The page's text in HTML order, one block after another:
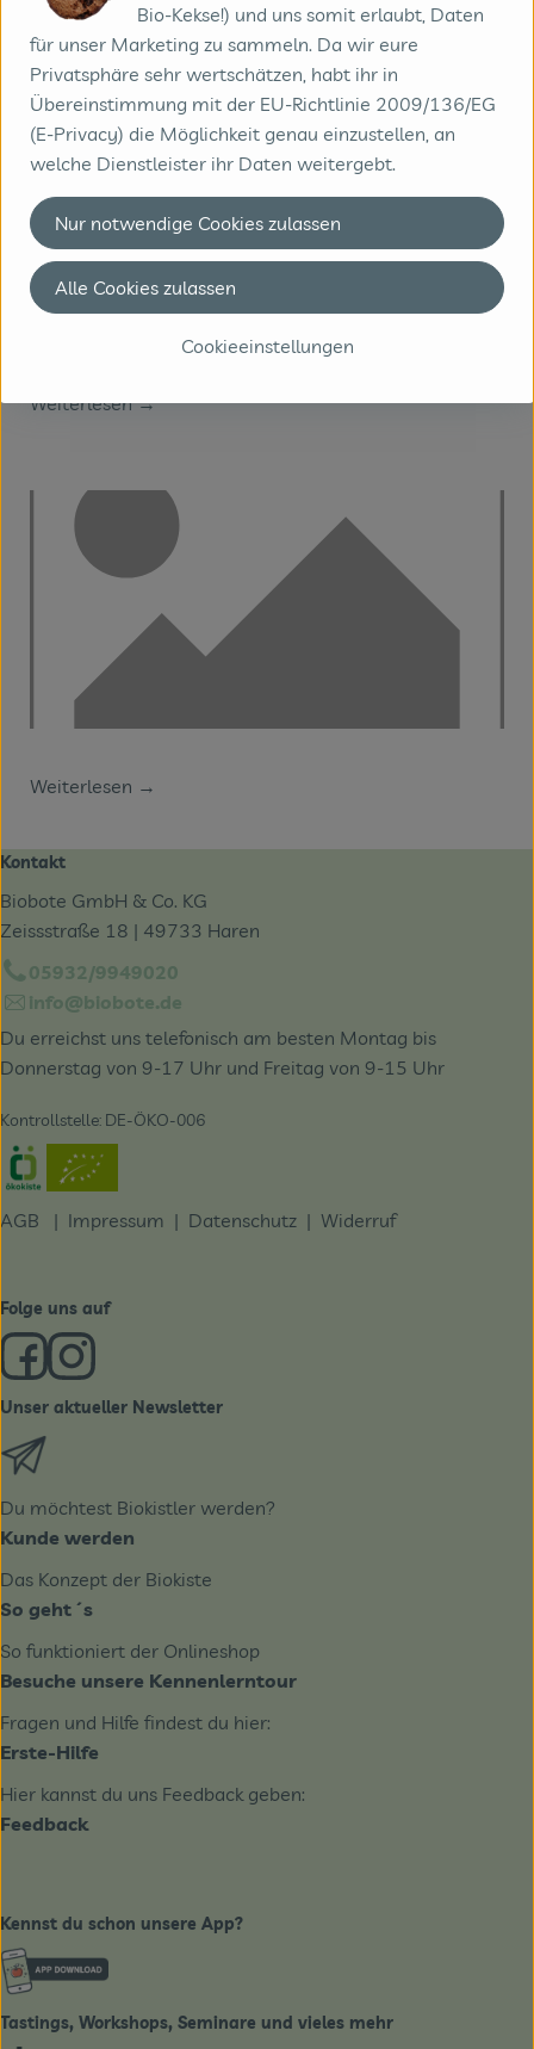
Weiterlesen →
Weiterlesen →
Weiterlesen →
Kontakt
Biobote GmbH & Co. KG
Zeissstraße 18 | 49733 Haren
05932/9949020
info@biobote.de
Du erreichst uns telefonisch am besten Montag bis
Donnerstag von 9-17 Uhr und Freitag von 9-15 Uhr
Kontrollstelle: DE-ÖKO-006
Externer Link zu https://www.oekokiste.de/
AGB | Impressum | Datenschutz | Widerruf
Folge uns auf
Externer Link zu https://www.facebook.com/derBiobote/
Externer Link zu https://www.instagram.com/
Unser aktueller Newsletter
Du möchtest Biokistler werden?
Kunde werden
Das Konzept der Biokiste
So geht´s
So funktioniert der Onlineshop
Besuche unsere Kennenlerntour
Fragen und Hilfe findest du hier:
Erste-Hilfe
Hier kannst du uns Feedback geben:
Feedback
Kennst du schon unsere App?
Externer Link zu https://www.biobote-
Tastings, Workshops, Seminare und vieles mehr
Bio-Kekse!) und uns somit erlaubt, Daten
für unser Marketing zu sammeln. Da wir eure
Privatsphäre sehr wertschätzen, habt ihr in
Übereinstimmung mit der EU-Richtlinie 2009/136/EG
(E-Privacy) die Möglichkeit genau einzustellen, an
welche Dienstleister ihr Daten weitergebt.
Cookieeinstellungen
Nur notwendige Cookies zulassen
Alle Cookies zulassen